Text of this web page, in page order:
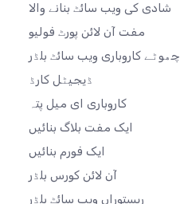
شادی کی ویب سائٹ بنانے والا
مفت آن لائن پورٹ فولیو
چھوٹے کاروباری ویب سائٹ بلڈر
ڈیجیٹل کارڈ
کاروباری ای میل پتہ
ایک مفت بلاگ بنائیں
ایک فورم بنائیں
آن لائن کورس بلڈر
ریستوراں ویب سائٹ بلڈر